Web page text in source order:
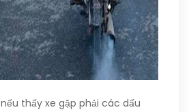
thấy xe gặp phải các dấu